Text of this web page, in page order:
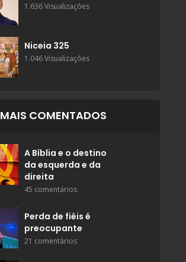
1.636 Visualizações
Niceia 325
1.046 Visualizações
MAIS COMENTADOS
A Bíblia e o destino
da esquerda e da
direita
45 comentários
Perda de fiéis é
preocupante
21 comentários